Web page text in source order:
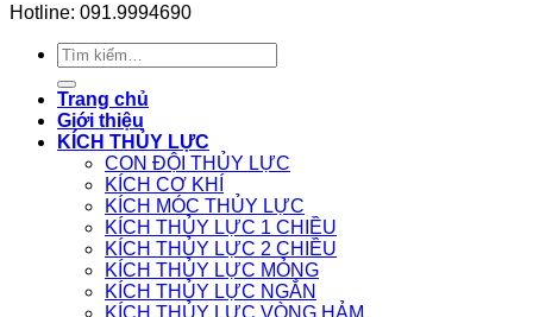
Hotline: 091.9994690
Tìm
kiếm:
Trang chủ
Giới thiệu
KÍCH THỦY LỰC
CON ĐỘI THỦY LỰC
KÍCH CƠ KHÍ
KÍCH MÓC THỦY LỰC
KÍCH THỦY LỰC 1 CHIỀU
KÍCH THỦY LỰC 2 CHIỀU
KÍCH THỦY LỰC MỎNG
KÍCH THỦY LỰC NGẮN
KÍCH THỦY LỰC VÒNG HẢM